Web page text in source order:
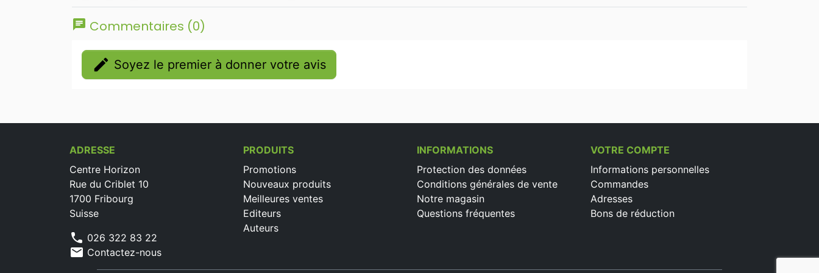
chat Commentaires (0)
edit Soyez le premier à donner votre avis
ADRESSE
Centre Horizon
Rue du Criblet 10
1700 Fribourg
Suisse
phone 026 322 83 22
mail Contactez-nous
PRODUITS
Promotions
Nouveaux produits
Meilleures ventes
Editeurs
Auteurs
INFORMATIONS
Protection des données
Conditions générales de vente
Notre magasin
Questions fréquentes
VOTRE COMPTE
Informations personnelles
Commandes
Adresses
Bons de réduction